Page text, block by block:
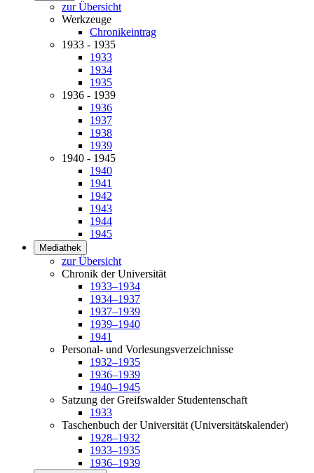
zur Übersicht
Werkzeuge
Chronikeintrag
1933 - 1935
1933
1934
1935
1936 - 1939
1936
1937
1938
1939
1940 - 1945
1940
1941
1942
1943
1944
1945
Mediathek
zur Übersicht
Chronik der Universität
1933–1934
1934–1937
1937–1939
1939–1940
1941
Personal- und Vorlesungsverzeichnisse
1932–1935
1936–1939
1940–1945
Satzung der Greifswalder Studentenschaft
1933
Taschenbuch der Universität (Universitätskalender)
1928–1932
1933–1935
1936–1939